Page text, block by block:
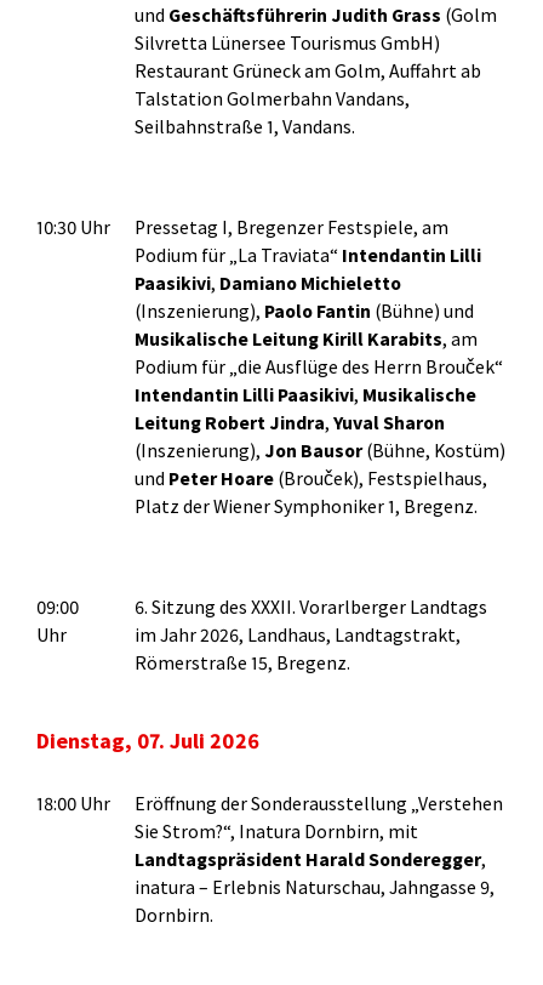
und Geschäftsführerin Judith Grass (Golm
Silvretta Lünersee Tourismus GmbH)
Restaurant Grüneck am Golm, Auffahrt ab
Talstation Golmerbahn Vandans,
Seilbahnstraße 1, Vandans.
10:30 Uhr
Pressetag I, Bregenzer Festspiele, am
Podium für „La Traviata“ Intendantin Lilli
Paasikivi, Damiano Michieletto
(Inszenierung), Paolo Fantin (Bühne) und
Musikalische Leitung Kirill Karabits, am
Podium für „die Ausflüge des Herrn Brouček“
Intendantin Lilli Paasikivi, Musikalische
Leitung Robert Jindra,Yuval Sharon
(Inszenierung), Jon Bausor(Bühne, Kostüm)
und Peter Hoare (Brouček), Festspielhaus,
Platz der Wiener Symphoniker 1, Bregenz.
09:00
Uhr
6. Sitzung des XXXII. Vorarlberger Landtags
im Jahr 2026, Landhaus, Landtagstrakt,
Römerstraße 15, Bregenz.
Dienstag, 07. Juli 2026
18:00 Uhr
Eröffnung der Sonderausstellung „Verstehen
Sie Strom?“, Inatura Dornbirn, mit
Landtagspräsident Harald Sonderegger,
inatura – Erlebnis Naturschau, Jahngasse 9,
Dornbirn.